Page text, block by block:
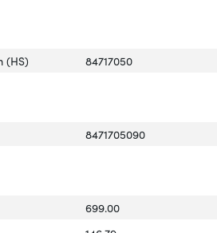
(HS) 84717050
8471705090
699.00